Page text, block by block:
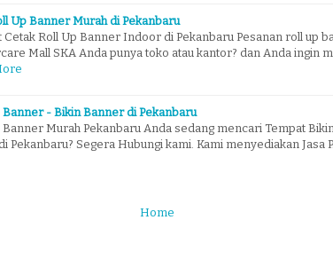
Up Banner Murah di Pekanbaru
Cetak Roll Up Banner Indoor di Pekanbaru Pesanan roll up
Mall SKA Anda punya toko atau kantor? dan Anda ingin
Banner - Bikin Banner di Pekanbaru
Banner Murah Pekanbaru Anda sedang mencari Tempat
Pekanbaru? Segera Hubungi kami. Kami menyediakan Jasa
Home